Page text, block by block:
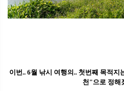
이번.. 6월 낚시 여행의.. 첫번째 목적지
천"으로 정해